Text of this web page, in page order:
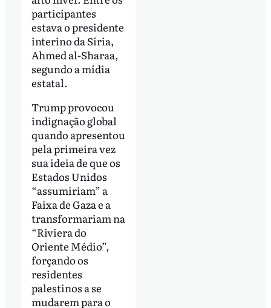
participantes
estava o presidente
interino da Síria,
Ahmed al-Sharaa,
segundo a mídia
estatal.
Trump provocou
indignação global
quando apresentou
pela primeira vez
sua ideia de que os
Estados Unidos
“assumiriam” a
Faixa de Gaza e a
transformariam na
“Riviera do
Oriente Médio”,
forçando os
residentes
palestinos a se
mudarem para o